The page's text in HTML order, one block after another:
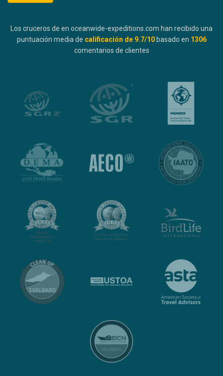
Los cruceros de en oceanwide-expeditions.com han recibido una
puntuación media de calificación de 9.7/10 basado en 1306
comentarios de clientes